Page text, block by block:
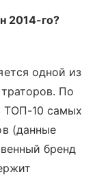
2014-го?
одной из
По
ТОП-10 самых
(данные
бренд